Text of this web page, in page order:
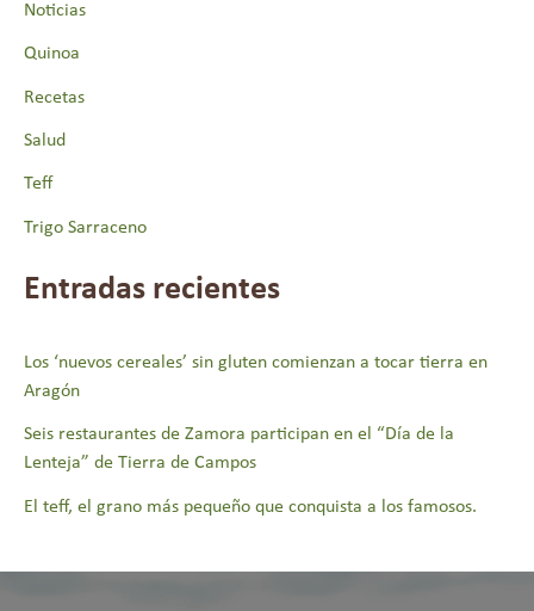
Noticias
Quinoa
Recetas
Salud
Teff
Trigo Sarraceno
Entradas recientes
Los ‘nuevos cereales’ sin gluten comienzan a tocar tierra en
Aragón
Seis restaurantes de Zamora participan en el “Día de la
Lenteja” de Tierra de Campos
El teff, el grano más pequeño que conquista a los famosos.